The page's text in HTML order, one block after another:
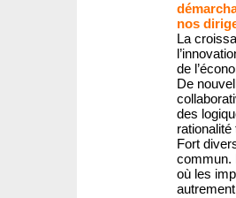
nos
La
de
De
des
Fort
commun.
où les